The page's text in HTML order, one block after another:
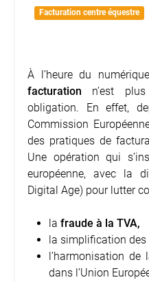
Facturation centre équestre
À l’heure du
facturation n’est
obligation. En effet,
Commission
des pratiques de
Une opération qui
européenne, avec la
Digital Age) pour lutter
la fraude à la TVA,
la simplification
l’harmonisation de
dans l’Union